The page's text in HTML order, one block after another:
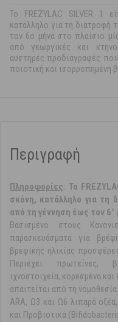
Το FREZYLAC SILVER 1
κατάλληλο για τη
τον 6ο μήνα στο πλαίσιο
από γεωργικές και
αυστηρές προδιαγραφές
ποιοτική και ισορροπημένη
Περιγραφή
Πληροφoρίες: Το
σκόνη, κατάλληλο για τη
από τη γέννηση έως τον 6°
Βασισμένο στους
παρασκευάσματα για
βρεφικής ηλικίας
Περιέχει πρωτεΐνες,
ιχνοστοιχεία, κορεσμένα
απαιτείται από τη
ARA, Ω3 και Ω6 λιπαρά
και Προβιοτικά